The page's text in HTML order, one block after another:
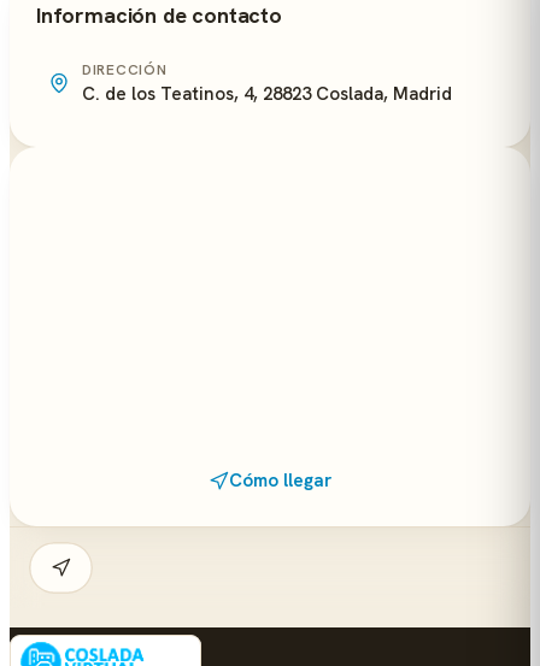
Información de contacto
DIRECCIÓN
C. de los Teatinos, 4, 28823 Coslada, Madrid
Cómo llegar